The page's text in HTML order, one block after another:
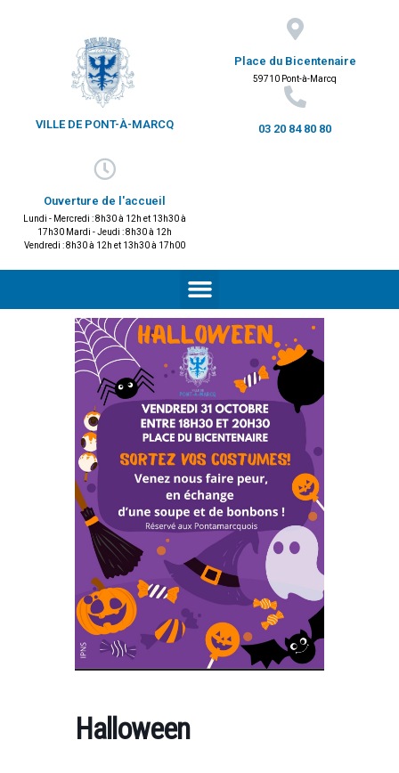
VILLE DE PONT-À-MARCQ
Place du Bicentenaire
59710 Pont-à-Marcq
03 20 84 80 80
Ouverture de l'accueil
Lundi - Mercredi : 8h30 à 12h et 13h30 à
17h30 Mardi - Jeudi : 8h30 à 12h
Vendredi : 8h30 à 12h et 13h30 à 17h00
Halloween